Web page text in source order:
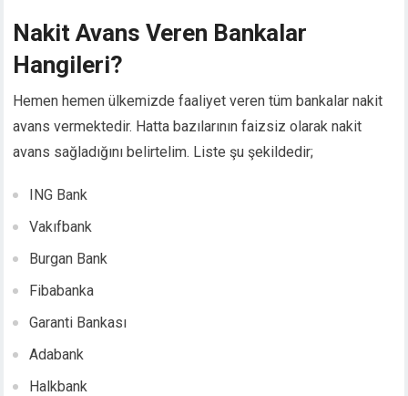
panel
panel
panel
panel
satın al
panel
Nakit Avans Veren Bankalar
Hangileri?
Hemen hemen ülkemizde faaliyet veren tüm bankalar nakit
avans vermektedir. Hatta bazılarının faizsiz olarak nakit
avans sağladığını belirtelim. Liste şu şekildedir;
ING Bank
Vakıfbank
Burgan Bank
Fibabanka
Garanti Bankası
Adabank
Halkbank